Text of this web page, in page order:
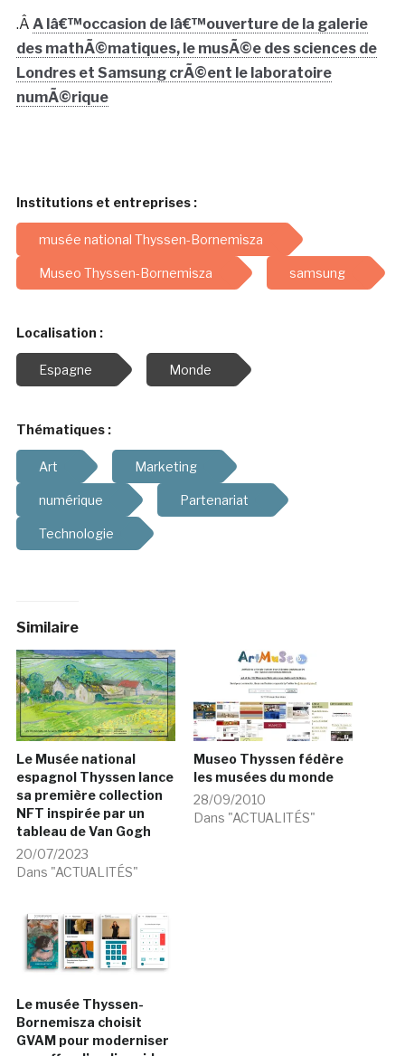
.Â A lâ€™occasion de lâ€™ouverture de la galerie
des mathÃ©matiques, le musÃ©e des sciences de
Londres et Samsung crÃ©ent le laboratoire
numÃ©rique
Institutions et entreprises :
musée national Thyssen-Bornemisza
Museo Thyssen-Bornemisza samsung
Localisation :
Espagne Monde
Thématiques :
Art Marketing
numérique Partenariat
Technologie
Similaire
Le Musée national
espagnol Thyssen lance
sa première collection
NFT inspirée par un
tableau de Van Gogh
20/07/2023
Dans "ACTUALITÉS"
Museo Thyssen fédère
les musées du monde
28/09/2010
Dans "ACTUALITÉS"
Le musée Thyssen-
Bornemisza choisit
GVAM pour moderniser